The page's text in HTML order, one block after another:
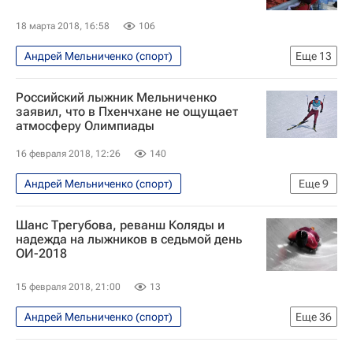
Максим Вылегжанин
Александр Панжинский
Алексей Петухов
Мария Гущина
18 марта 2018, 16:58 106
Еще 13
Андрей Мельниченко (спорт)
Интервью - Авторы
Аналитика
Лыжные виды спорта
Елена Вяльбе
Федерация лыжных гонок России (ФЛГР)
Кубок мира по конькобежному спорту
Наталья Терентьева (Непряева)
Александр Легков
Максим Вылегжанин
Сергей Устюгов
Российский лыжник Мельниченко
заявил, что в Пхенчхане не ощущает
атмосферу Олимпиады
16 февраля 2018, 12:26 140
Еще9
Андрей Мельниченко (спорт)
Лыжные гонки - Пхенчхан 2018
Олимпийские игры
Спорт
Лыжные виды спорта
Новости - Пхенчхан 2018
Сборная России - Пхенчхан 2018
Зимние Олимпийские игры 2018
Шанс Трегубова, реванш Коляды и
надежда на лыжников в седьмой день
ОИ-2018
15 февраля 2018, 21:00 13
Еще36
Андрей Мельниченко (спорт)
Дневник Игр - Пхенчхан 2018